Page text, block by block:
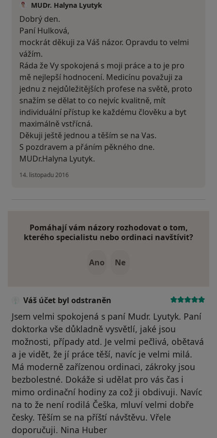
MUDr. Halyna Lyutyk
Dobrý den.
Paní Hulková,
mockrát děkuji za Váš názor. Opravdu to velmi
vážím.
Ráda že Vy spokojená s moji práce a to je pro
mě nejlepší hodnocení. Medicínu považuji za
jednu z nejdůležitějších profese na světě, proto
snažím se dělat to co nejvíc kvalitně, mít
individuální přístup ke každému člověku a byt
maximálně vstřícná.
Děkuji ještě jednou a těším se na Vas.
S pozdravem a přáním pěkného dne.
MUDr.Halyna Lyutyk.
14. listopadu 2016
Pomáhají vám názory rozhodovat o tom,
kterého specialistu nebo ordinaci navštívit?
Ano Ne
Váš účet byl odstraněn
Jsem velmi spokojená s paní Mudr. Lyutyk. Paní
doktorka vše důkladně vysvětlí, jaké jsou
možnosti, případy atd. Je velmi pečlivá, obětavá
a je vidět, že jí práce těší, navíc je velmi milá.
Má moderně zařízenou ordinaci, zákroky jsou
bezbolestné. Dokáže si udělat pro vás čas i
mimo ordinační hodiny za což ji obdivuji. Navíc
na to že není rodilá Češka, mluví velmi dobře
česky. Těším se na příští návštěvu. Vřele
doporučuji. Nina Huber